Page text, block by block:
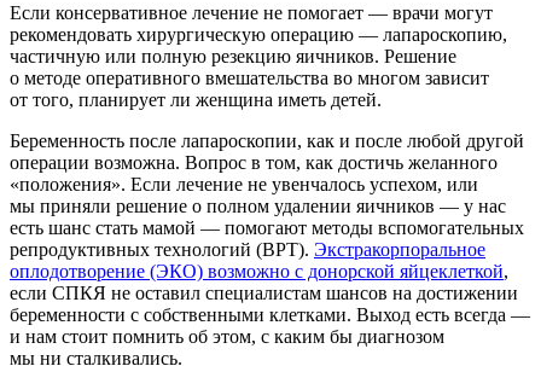
Если консервативное лечение не помогает — врачи могут
рекомендовать хирургическую операцию — лапароскопию,
частичную или полную резекцию яичников. Решение
о методе оперативного вмешательства во многом зависит
от того, планирует ли женщина иметь детей.
Беременность после лапароскопии, как и после любой другой
операции возможна. Вопрос в том, как достичь желанного
«положения». Если лечение не увенчалось успехом, или
мы приняли решение о полном удалении яичников — у нас
есть шанс стать мамой — помогают методы вспомогательных
репродуктивных технологий (ВРТ). Экстракорпоральное
оплодотворение (ЭКО) возможно с донорской яйцеклеткой,
если СПКЯ не оставил специалистам шансов на достижении
беременности с собственными клетками. Выход есть всегда —
и нам стоит помнить об этом, с каким бы диагнозом
мы ни сталкивались.